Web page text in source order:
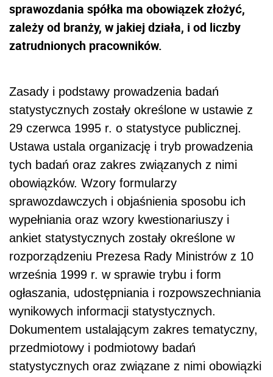
sprawozdania spółka ma obowiązek złożyć,
zależy od branży, w jakiej działa, i od liczby
zatrudnionych pracowników.
Zasady i podstawy prowadzenia badań
statystycznych zostały określone w ustawie z
29 czerwca 1995 r. o statystyce publicznej.
Ustawa ustala organizację i tryb prowadzenia
tych badań oraz zakres związanych z nimi
obowiązków. Wzory formularzy
sprawozdawczych i objaśnienia sposobu ich
wypełniania oraz wzory kwestionariuszy i
ankiet statystycznych zostały określone w
rozporządzeniu Prezesa Rady Ministrów z 10
września 1999 r. w sprawie trybu i form
ogłaszania, udostępniania i rozpowszechniania
wynikowych informacji statystycznych.
Dokumentem ustalającym zakres tematyczny,
przedmiotowy i podmiotowy badań
statystycznych oraz związane z nimi obowiązki